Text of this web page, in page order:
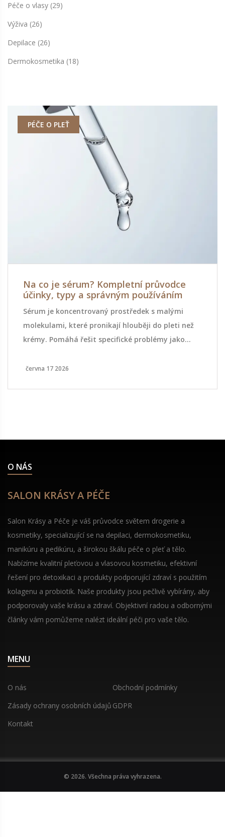
Péče o vlasy (29)
Výživa (26)
Depilace (26)
Dermokosmetika (18)
PÉČE O PLEŤ
Na co je sérum? Kompletní průvodce
účinky, typy a správným používáním
Sérum je koncentrovaný prostředek s malými
molekulami, které pronikají hlouběji do pleti než
krémy. Pomáhá řešit specifické problémy jako
látkám jako vitamin C, retinol nebo kyselina
června 17 2026
O NÁS
SALON KRÁSY A PÉČE
Salon Krásy a Péče je váš průvodce světem drogerie a
kosmetiky, specializující se na depilaci, dermokosmetiku,
manikúru a pedikúru, a širokou škálu péče o pleť a tělo.
Nabízíme kvalitní pleťovou a vlasovou kosmetiku, efektivní
řešení pro detoxikaci a produkty podporující zdraví s použitím
kolagenu a probiotik. Naše produkty jsou pečlivě vybírány, aby
podporovaly vaše krásu a zdraví. Objektivní radou a odbornými
články vám pomůžeme nalézt ideální péči pro vaše tělo.
MENU
O nás
Obchodní podmínky
Zásady ochrany osobních údajů GDPR
Kontakt
© 2026. Všechna práva vyhrazena.